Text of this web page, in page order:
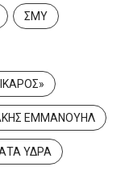
ΣΜΥ
ΕΜΜΑΝΟΥΗΛ
ΥΔΡΑ